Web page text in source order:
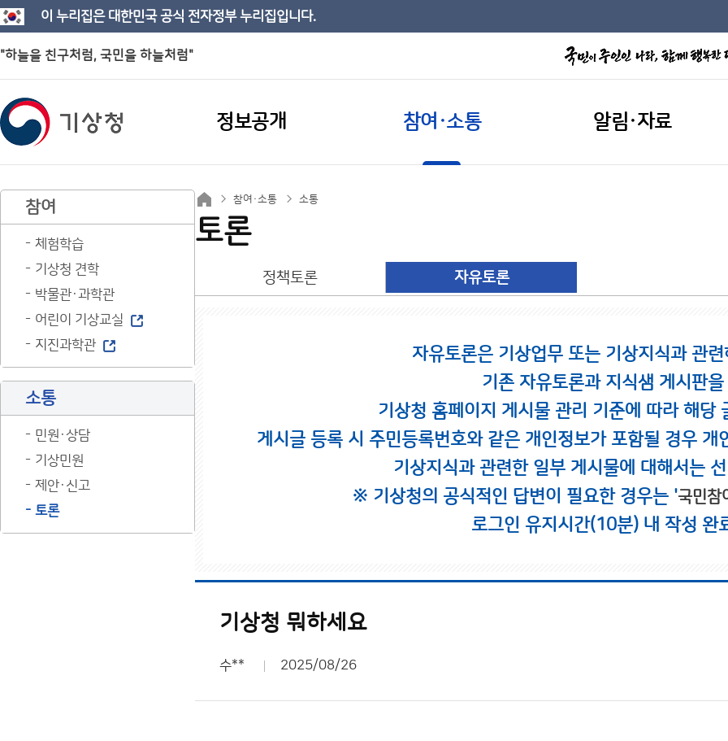
이 누리집은 대한민국 공식 전자정부 누리집입니다.
"하늘을 친구처럼, 국민을 하늘처럼"
정보공개 참여·소통 알림·자료
참여
체험학습
기상청 견학
박물관·과학관
어린이 기상교실
지진과학관
소통
민원·상담
기상민원
제안·신고
토론
참여·소통 소통
토론
정책토론 자유토론
자유토론은 기상업무 또는 기상지식과 관
기존 자유토론과 지식샘 게시판
기상청 홈페이지 게시물 관리 기준에 따라 해당
게시글 등록 시 주민등록번호와 같은 개인정보가 포함될 경우
기상지식과 관련한 일부 게시물에 대해서는
※ 기상청의 공식적인 답변이 필요한 경우는 '국민참
로그인 유지시간(10분) 내 작성 완
기상청 뭐하세요
수** 2025/08/26